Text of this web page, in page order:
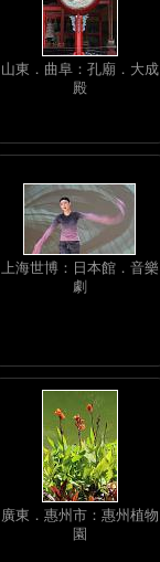
山東．曲阜：孔廟．大成
殿
上海世博：日本館．音樂
劇
廣東．惠州市：惠州植物
園